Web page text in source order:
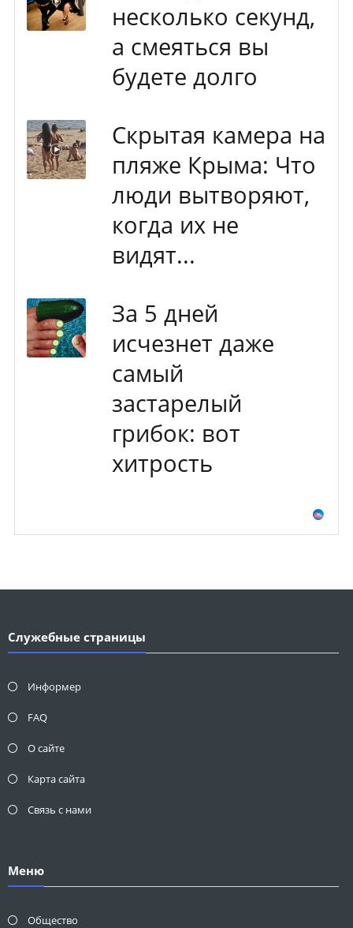
несколько секунд,
а смеяться вы
будете долго
Скрытая камера на
пляже Крыма: Что
люди вытворяют,
когда их не
видят...
За 5 дней
исчезнет даже
самый
застарелый
грибок: вот
хитрость
Служебные страницы
Информер
FAQ
О сайте
Карта сайта
Связь с нами
Меню
Общество